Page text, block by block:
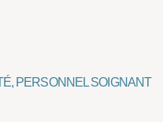
PERSONNEL SOIGNANT